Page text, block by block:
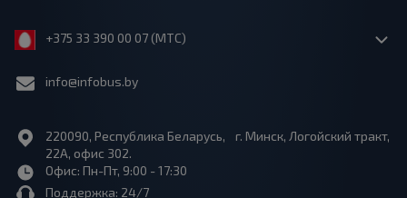
+375 33 390 00 07 (МТС)
info@infobus.by
220090, Республика Беларусь, г. Минск, Логойский тракт,
22А, офис 302.
Офис: Пн-Пт, 9:00 - 17:30
Поддержка: 24/7